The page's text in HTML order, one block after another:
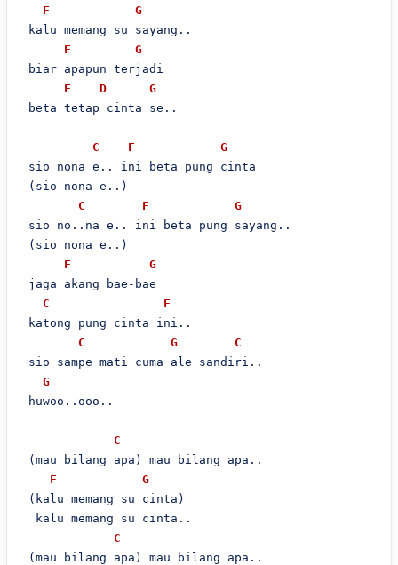
F
G
kalu memang su sayang..
F
G
biar apapun terjadi
F
D
G
beta tetap cinta se..
C F
G
sio nona e.. ini beta pung cinta
(sio nona e..)
C
F
G
sio no..na e.. ini beta pung sayang..
(sio nona e..)
F
G
jaga akang bae-bae
C
F
katong pung cinta ini..
C
G
C
sio sampe mati cuma ale sandiri..
G
huwoo..ooo..
C
(mau bilang apa) mau bilang apa..
F
G
(kalu memang su cinta)
  kalu memang su cinta..
C
(mau bilang apa) mau bilang apa..